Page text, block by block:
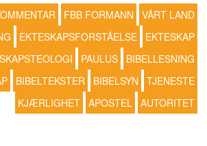
FBB FORMANN
VÅRT LAND
EKTESKAPSFORSTÅELSE
EKTESKAP
PAULUS
BIBELLESNING
BIBELTEKSTER BIBELSYN
TJENESTE
KJÆRLIGHET APOSTEL AUTORITET